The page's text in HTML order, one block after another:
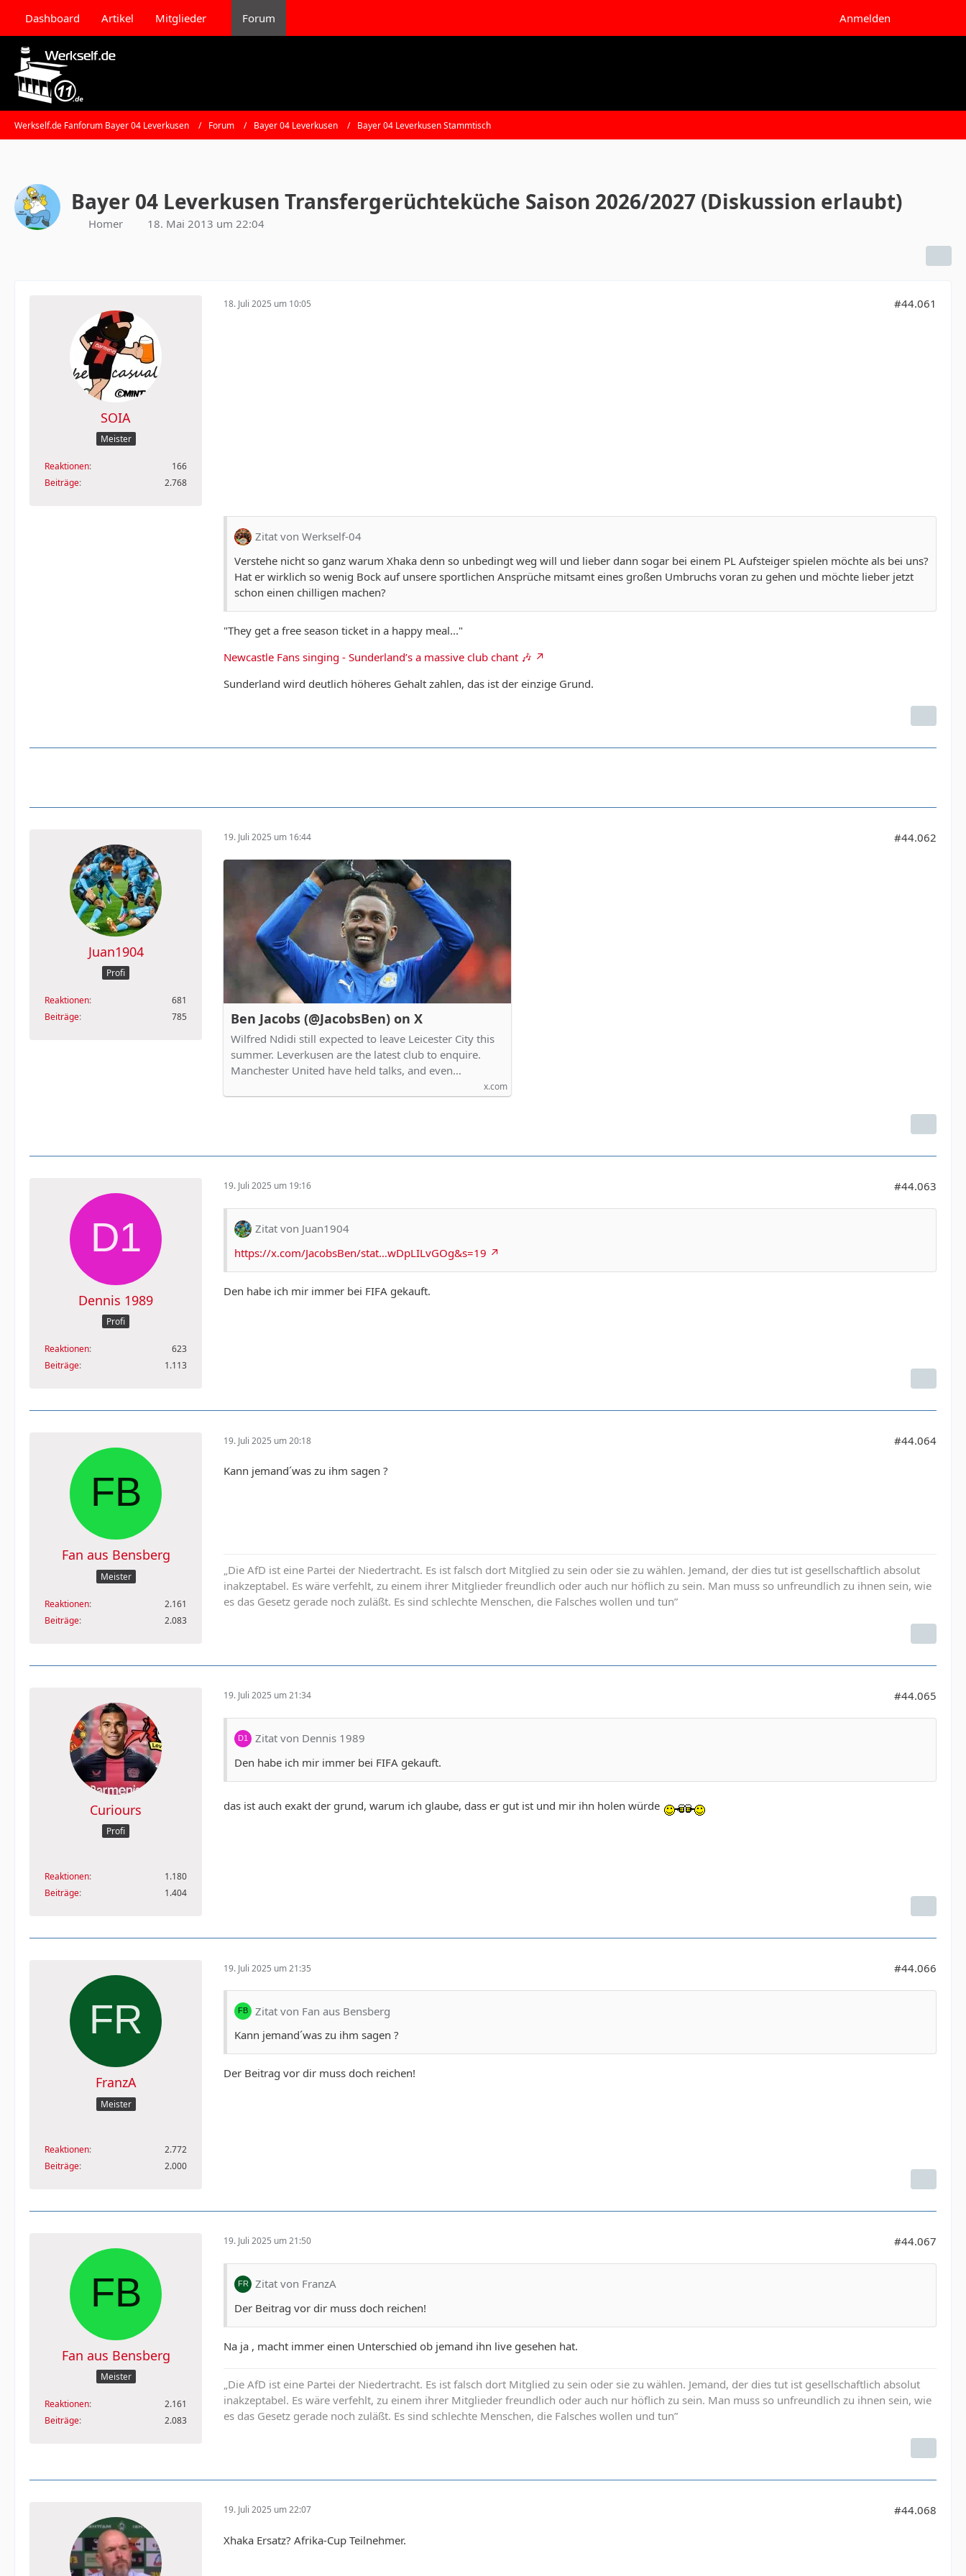
Dashboard Artikel Mitglieder Forum Anmelden
Werkself.de Fanforum Bayer 04 Leverkusen Forum Bayer 04 Leverkusen Bayer 04 Leverkusen Stammtisch
Bayer 04 Leverkusen Transfergerüchteküche Saison 2026/2027 (Diskussion erlaubt)
Homer 18. Mai 2013 um 22:04
SOIA
Meister
Reaktionen
166
Beiträge
2.768
18. Juli 2025 um 10:05 #44.061
Zitat von Werkself-04
Verstehe nicht so ganz warum Xhaka denn so unbedingt weg will und lieber dann sogar bei einem PL Aufsteiger spielen möchte als bei uns?
Hat er wirklich so wenig Bock auf unsere sportlichen Ansprüche mitsamt eines großen Umbruchs voran zu gehen und möchte lieber jetzt
schon einen chilligen machen?
"They get a free season ticket in a happy meal..."
Newcastle Fans singing - Sunderland’s a massive club chant 🎶
Sunderland wird deutlich höheres Gehalt zahlen, das ist der einzige Grund.
Juan1904
Profi
Reaktionen
681
Beiträge
785
19. Juli 2025 um 16:44 #44.062
Ben Jacobs (@JacobsBen) on X
Wilfred Ndidi still expected to leave Leicester City this
summer. Leverkusen are the latest club to enquire.
Manchester United have held talks, and even…
x.com
Dennis 1989
Profi
Reaktionen
623
Beiträge
1.113
19. Juli 2025 um 19:16 #44.063
Zitat von Juan1904
https://x.com/JacobsBen/stat…wDpLILvGOg&s=19
Den habe ich mir immer bei FIFA gekauft.
Fan aus Bensberg
Meister
Reaktionen
2.161
Beiträge
2.083
19. Juli 2025 um 20:18 #44.064
Kann jemand´was zu ihm sagen ?
„Die AfD ist eine Partei der Niedertracht. Es ist falsch dort Mitglied zu sein oder sie zu wählen. Jemand, der dies tut ist gesellschaftlich absolut
inakzeptabel. Es wäre verfehlt, zu einem ihrer Mitglieder freundlich oder auch nur höflich zu sein. Man muss so unfreundlich zu ihnen sein, wie
es das Gesetz gerade noch zuläßt. Es sind schlechte Menschen, die Falsches wollen und tun”
Curiours
Profi
Reaktionen
1.180
Beiträge
1.404
19. Juli 2025 um 21:34 #44.065
Zitat von Dennis 1989
Den habe ich mir immer bei FIFA gekauft.
das ist auch exakt der grund, warum ich glaube, dass er gut ist und mir ihn holen würde
FranzA
Meister
Reaktionen
2.772
Beiträge
2.000
19. Juli 2025 um 21:35 #44.066
Zitat von Fan aus Bensberg
Kann jemand´was zu ihm sagen ?
Der Beitrag vor dir muss doch reichen!
Fan aus Bensberg
Meister
Reaktionen
2.161
Beiträge
2.083
19. Juli 2025 um 21:50 #44.067
Zitat von FranzA
Der Beitrag vor dir muss doch reichen!
Na ja , macht immer einen Unterschied ob jemand ihn live gesehen hat.
„Die AfD ist eine Partei der Niedertracht. Es ist falsch dort Mitglied zu sein oder sie zu wählen. Jemand, der dies tut ist gesellschaftlich absolut
inakzeptabel. Es wäre verfehlt, zu einem ihrer Mitglieder freundlich oder auch nur höflich zu sein. Man muss so unfreundlich zu ihnen sein, wie
es das Gesetz gerade noch zuläßt. Es sind schlechte Menschen, die Falsches wollen und tun”
19. Juli 2025 um 22:07 #44.068
Xhaka Ersatz? Afrika-Cup Teilnehmer.